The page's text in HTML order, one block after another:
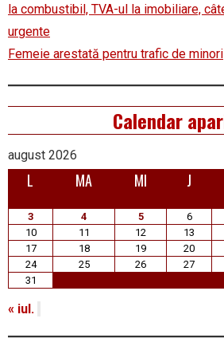
la combustibil, TVA-ul la imobiliare,
urgente
Femeie arestată pentru trafic de minori
Calendar
august 2026
L MA MI J
3
4 5 6
10
11 12 13
17
18 19 20
24
25 26 27
31
« iul.